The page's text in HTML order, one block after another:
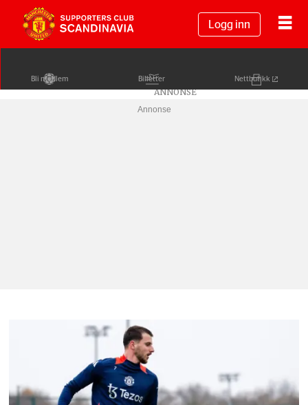
Logg inn
Bli medlem Billetter Nettbutikk
Annonse